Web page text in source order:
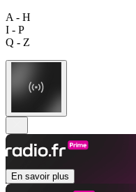
A - H
I - P
Q - Z
En savoir plus